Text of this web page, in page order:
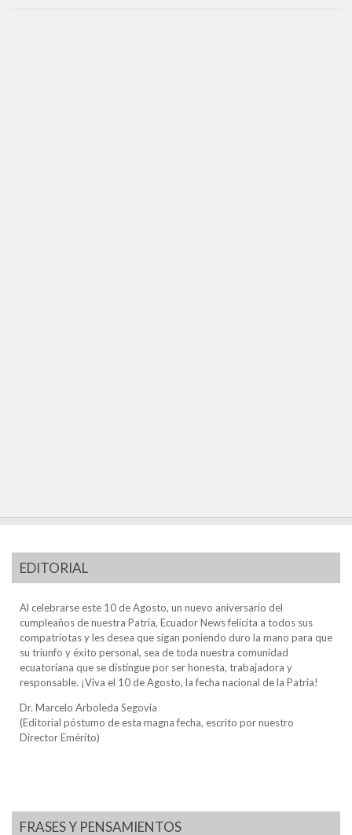
EDITORIAL
Al celebrarse este 10 de Agosto, un nuevo aniversario del
cumpleaños de nuestra Patria, Ecuador News felicita a todos sus
compatriotas y les desea que sigan poniendo duro la mano para que
su triunfo y éxito personal, sea de toda nuestra comunidad
ecuatoriana que se distingue por ser honesta, trabajadora y
responsable. ¡Viva el 10 de Agosto, la fecha nacional de la Patria!
Dr. Marcelo Arboleda Segovia
(Editorial póstumo de esta magna fecha, escrito por nuestro
Director Emérito)
FRASES Y PENSAMIENTOS